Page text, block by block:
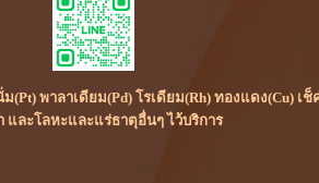
พาลาเดียม(Pd) โรเดียม(Rh) ทองแดง(Cu) เ
และโลหะและแร่ธาตุอื่นๆ ไว้บริการ